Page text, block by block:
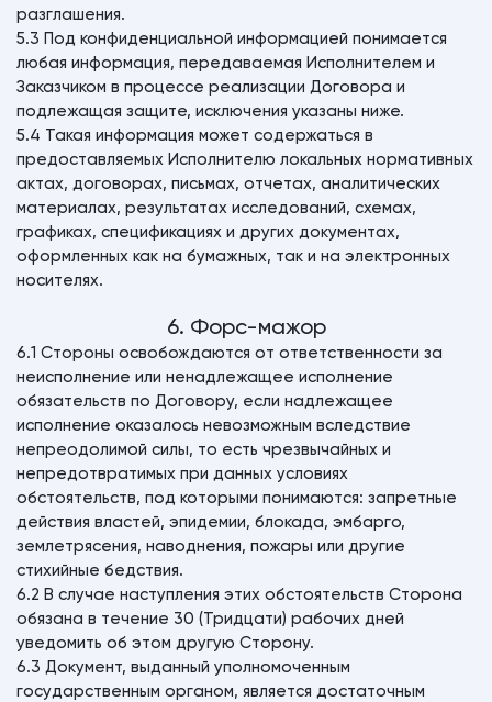
разглашения.
5.3 Под конфиденциальной информацией понимается
любая информация, передаваемая Исполнителем и
Заказчиком в процессе реализации Договора и
подлежащая защите, исключения указаны ниже.
5.4 Такая информация может содержаться в
предоставляемых Исполнителю локальных нормативных
актах, договорах, письмах, отчетах, аналитических
материалах, результатах исследований, схемах,
графиках, спецификациях и других документах,
оформленных как на бумажных, так и на электронных
носителях.
6. Форс-мажор
6.1 Стороны освобождаются от ответственности за
неисполнение или ненадлежащее исполнение
обязательств по Договору, если надлежащее
исполнение оказалось невозможным вследствие
непреодолимой силы, то есть чрезвычайных и
непредотвратимых при данных условиях
обстоятельств, под которыми понимаются: запретные
действия властей, эпидемии, блокада, эмбарго,
землетрясения, наводнения, пожары или другие
стихийные бедствия.
6.2 В случае наступления этих обстоятельств Сторона
обязана в течение 30 (Тридцати) рабочих дней
уведомить об этом другую Сторону.
6.3 Документ, выданный уполномоченным
государственным органом, является достаточным